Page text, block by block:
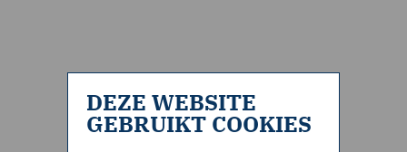
DEZE WEBSITE
GEBRUIKT COOKIES